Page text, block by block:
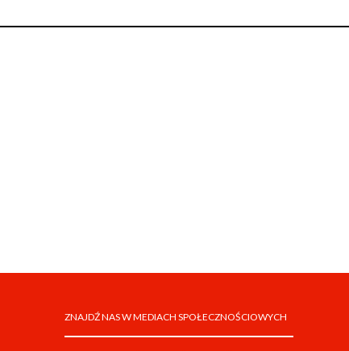
ZNAJDŹ NAS W MEDIACH SPOŁECZNOŚCIOWYCH